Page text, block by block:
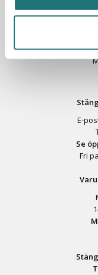
E-
Se
Fri